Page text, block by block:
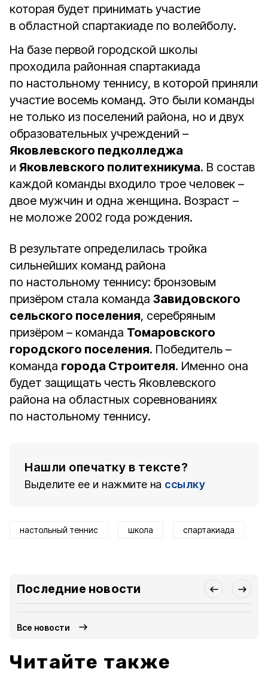
которая будет принимать участие
в областной спартакиаде по волейболу.
На базе первой городской школы
проходила районная спартакиада
по настольному теннису, в которой приняли
участие восемь команд. Это были команды
не только из поселений района, но и двух
образовательных учреждений –
Яковлевского педколледжа
и Яковлевского политехникума. В состав
каждой команды входило трое человек –
двое мужчин и одна женщина. Возраст –
не моложе 2002 года рождения.
В результате определилась тройка
сильнейших команд района
по настольному теннису: бронзовым
призёром стала команда Завидовского
сельского поселения, серебряным
призёром – команда Томаровского
городского поселения. Победитель –
команда города Строителя. Именно она
будет защищать честь Яковлевского
района на областных соревнованиях
по настольному теннису.
Нашли опечатку в тексте?
Выделите ее и нажмите на ссылку
настольный теннис школа спартакиада
Последние новости
Все новости
Читайте также